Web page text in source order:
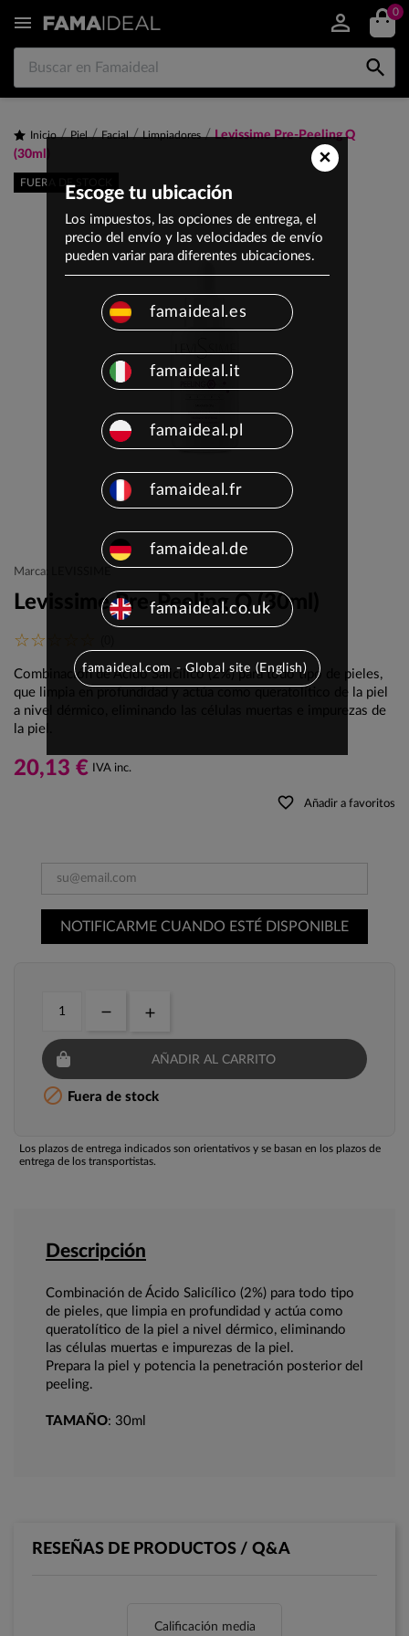
 0

FUERA DE STOCK
Inicio Piel Facial Limpiadores
Levissime Pre-Peeling Q
(30ml)
Marca: LEVISSIME
Levissime Pre-Peeling Q (30ml)
Combinación de Ácido Salicílico (2%) para todo tipo de pieles,
que limpia en profundidad y actúa como queratolítico de la piel
a nivel dérmico, eliminando las células muertas e impurezas de
la piel.
20,13 € IVA inc.
favorite_border Añadir a favoritos
NOTIFICARME CUANDO ESTÉ DISPONIBLE
AÑADIR AL CARRITO
 Fuera de stock
Los plazos de entrega indicados son orientativos y se basan en los plazos de
entrega de los transportistas.
Descripción
Combinación de Ácido Salicílico (2%) para todo tipo
de pieles, que limpia en profundidad y actúa como
queratolítico de la piel a nivel dérmico, eliminando
las células muertas e impurezas de la piel.
Prepara la piel y potencia la penetración posterior del
peeling.
TAMAÑO: 30ml
RESEÑAS DE PRODUCTOS / Q&A
Calificación media
×
Escoge tu ubicación
Los impuestos, las opciones de entrega, el
precio del envío y las velocidades de envío
pueden variar para diferentes ubicaciones.
famaideal.es
famaideal.it
famaideal.pl
famaideal.fr
famaideal.de
famaideal.co.uk
famaideal.com - Global site (English)